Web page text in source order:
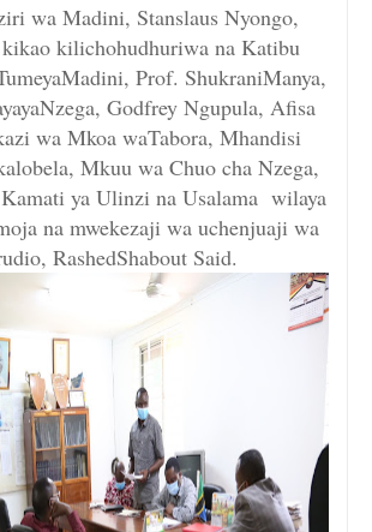
wa Madini, Stanslaus Nyongo,
kilichohudhuriwa na Katibu
Prof. ShukraniManya,
Godfrey Ngupula, Afisa
wa Mkoa waTabora, Mhandisi
Mkuu wa Chuo cha Nzega,
ya Ulinzi na Usalama wilaya
na mwekezaji wa uchenjuaji wa
RashedShabout Said.